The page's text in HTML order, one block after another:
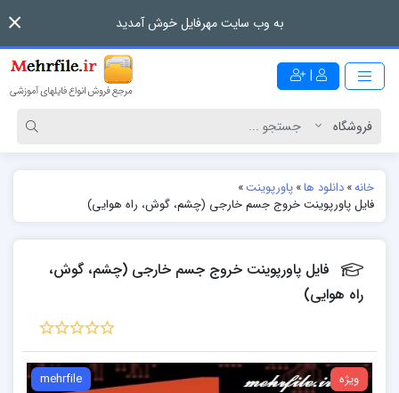
به وب سایت مهرفایل خوش آمدید
|
خانه»دانلود ها»پاورپوینت»
فایل پاورپوینت خروج جسم خارجی (چشم، گوش، راه هوایی)
فایل پاورپوینت خروج جسم خارجی (چشم، گوش،
راه هوایی)
ویژه mehrfile